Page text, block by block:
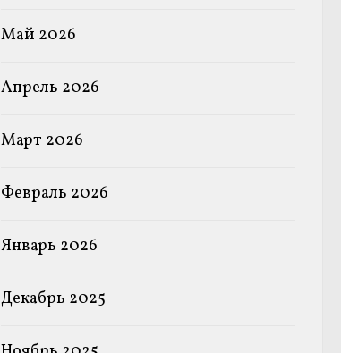
Май 2026
Апрель 2026
Март 2026
Февраль 2026
Январь 2026
Декабрь 2025